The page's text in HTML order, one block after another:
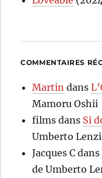
COMMENTAIRES
Martin dans
Mamoru Oshii
films dans Si
Umberto Lenzi
Jacques C dans
de Umberto